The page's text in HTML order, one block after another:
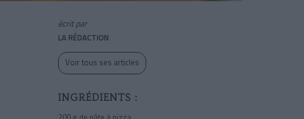
écrit par
LA RÉDACTION
Voir tous ses articles
INGRÉDIENTS :